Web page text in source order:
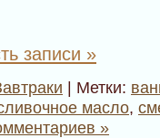
записи »
| Метки:
масло,
»